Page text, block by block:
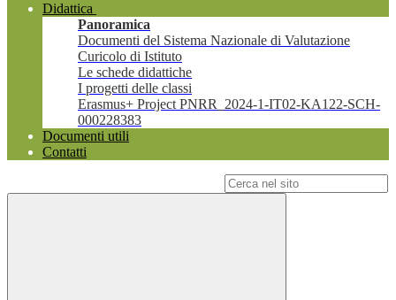
Didattica
Panoramica
Documenti del Sistema Nazionale di Valutazione
Curicolo di Istituto
Le schede didattiche
I progetti delle classi
Erasmus+ Project PNRR_2024-1-IT02-KA122-SCH-
000228383
Documenti utili
Contatti